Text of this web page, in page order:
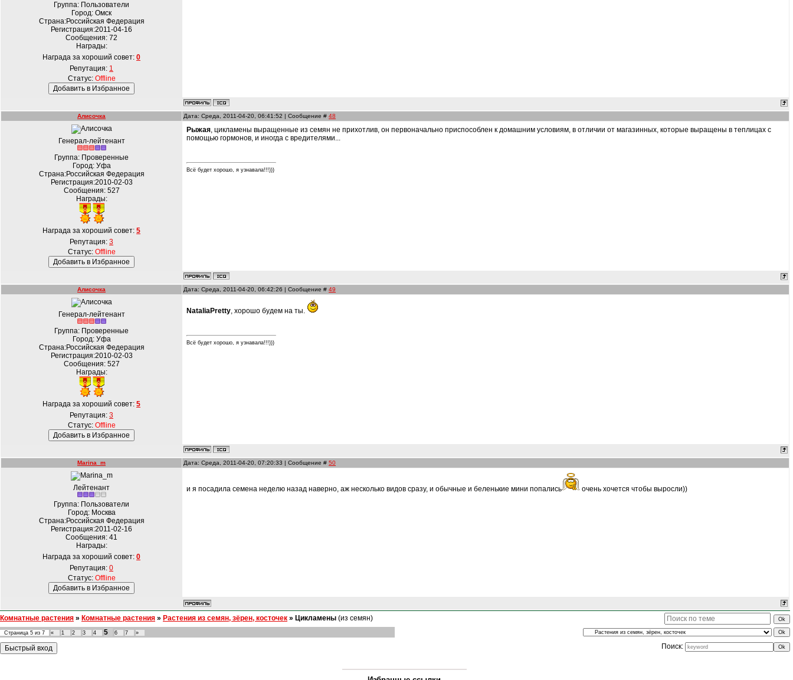
Группа: Пользователи
Город: Омск
Страна:Российская Федерация
Регистрация:2011-04-16
Сообщения: 72
Награды:
Награда за хороший совет: 0
Репутация: 1
Статус: Offline
Алисочка Дата: Среда, 2011-04-20, 06:41:52 | Сообщение # 48
Генерал-лейтенант
Группа: Проверенные
Город: Уфа
Страна:Российская Федерация
Регистрация:2010-02-03
Сообщения: 527
Награды:
Награда за хороший совет: 5
Репутация: 3
Статус: Offline
Рыжая, цикламены выращенные из семян не прихотлив, он первоначально приспособлен к домашним условиям, в отличии от магазинных, которые выращены в теплицах с
помощью гормонов, и иногда с вредителями...
Всё будет хорошо, я узнавала!!!)))
Алисочка Дата: Среда, 2011-04-20, 06:42:26 | Сообщение # 49
Генерал-лейтенант
Группа: Проверенные
Город: Уфа
Страна:Российская Федерация
Регистрация:2010-02-03
Сообщения: 527
Награды:
Награда за хороший совет: 5
Репутация: 3
Статус: Offline
NataliaPretty, хорошо будем на ты.
Всё будет хорошо, я узнавала!!!)))
Marina_m Дата: Среда, 2011-04-20, 07:20:33 | Сообщение # 50
Лейтенант
Группа: Пользователи
Город: Москва
Страна:Российская Федерация
Регистрация:2011-02-16
Сообщения: 41
Награды:
Награда за хороший совет: 0
Репутация: 0
Статус: Offline
и я посадила семена неделю назад наверно, аж несколько видов сразу, и обычные и беленькие мини попались очень хочется чтобы выросли))
Комнатные растения » Комнатные растения » Растения из семян, зёрен, косточек » Цикламены (из семян)
Страница 5 из 7 « 1 2 3 4 5 6 7 »
Поиск: